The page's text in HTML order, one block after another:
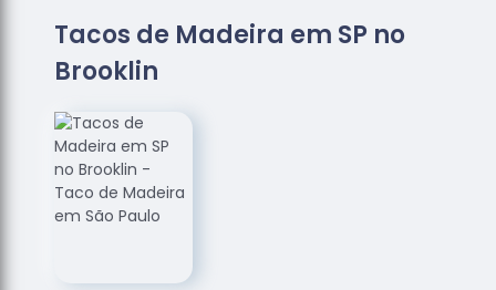
Empresas
de
de Madeira
Loja de
Assoalhos
Raspagem
Tacos de Madeira em SP no
Brooklin